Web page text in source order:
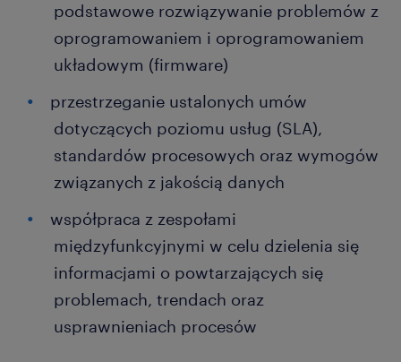
podstawowe rozwiązywanie problemów z
oprogramowaniem i oprogramowaniem
układowym (firmware)
przestrzeganie ustalonych umów
dotyczących poziomu usług (SLA),
standardów procesowych oraz wymogów
związanych z jakością danych
współpraca z zespołami
międzyfunkcyjnymi w celu dzielenia się
informacjami o powtarzających się
problemach, trendach oraz
usprawnieniach procesów